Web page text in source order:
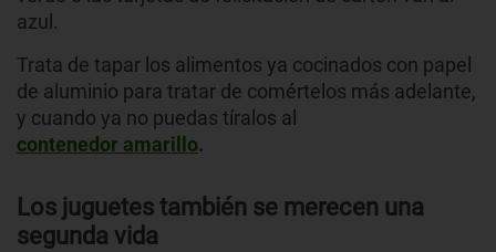
azul.
Trata de tapar los alimentos ya cocinados con papel
de aluminio para tratar de comértelos más adelante,
y cuando ya no puedas tíralos al
contenedor amarillo.
Los juguetes también se merecen una
segunda vida